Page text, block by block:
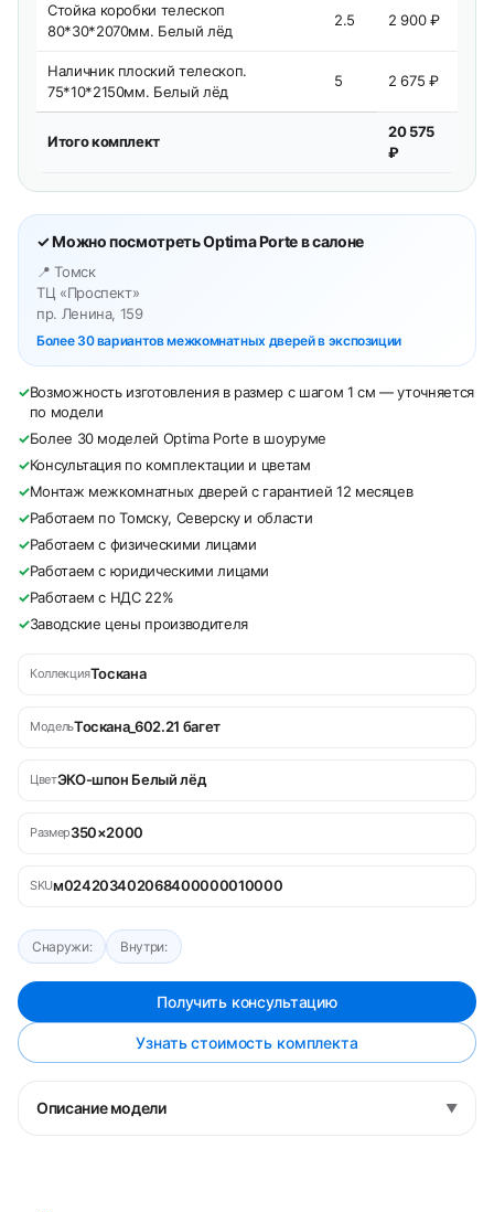
Стойка коробки телескоп
80*30*2070мм. Белый лёд
2.5 2 900 ₽
Наличник плоский телескоп.
75*10*2150мм. Белый лёд
5 2 675 ₽
Итого комплект
20 575
₽
✓ Можно посмотреть Optima Porte в салоне
📍 Томск
ТЦ «Проспект»
пр. Ленина, 159
Более 30 вариантов межкомнатных дверей в экспозиции
✓Возможность изготовления в размер с шагом 1 см — уточняется
по модели
✓Более 30 моделей Optima Porte в шоуруме
✓Консультация по комплектации и цветам
✓Монтаж межкомнатных дверей с гарантией 12 месяцев
✓Работаем по Томску, Северску и области
✓Работаем с физическими лицами
✓Работаем с юридическими лицами
✓Работаем с НДС 22%
✓Заводские цены производителя
КоллекцияТоскана
МодельТоскана_602.21 багет
ЦветЭКО-шпон Белый лёд
Размер350×2000
SKUм024203402068400000010000
Снаружи: Внутри:
Получить консультацию
Узнать стоимость комплекта
Описание модели ▼